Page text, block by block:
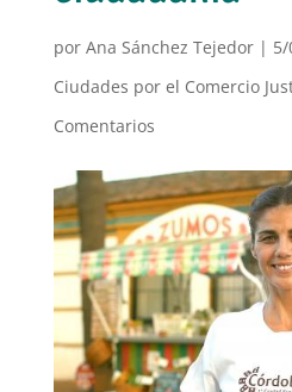
por Ana Sánchez Tejedor| 5/
Ciudades por el Comercio
Comentarios